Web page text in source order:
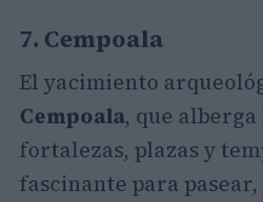
7. Cempoala
El yacimiento
Cempoala, que
fortalezas, plazas y
fascinante para